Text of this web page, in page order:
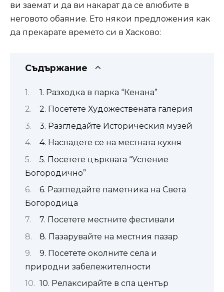
ви заемат и да ви накарат да се влюбите в
неговото обаяние. Ето някои предложения как
да прекарате времето си в Хасково:
Съдържание
1. Разходка в парка “Кенана”
2. Посетете Художествената галерия
3. Разгледайте Историческия музей
4. Насладете се на местната кухня
5. Посетете църквата “Успение
Богородично”
6. Разгледайте паметника на Света
Богородица
7. Посетете местните фестивали
8. Пазарувайте на местния пазар
9. Посетете околните села и
природни забележителности
10. Релаксирайте в спа център